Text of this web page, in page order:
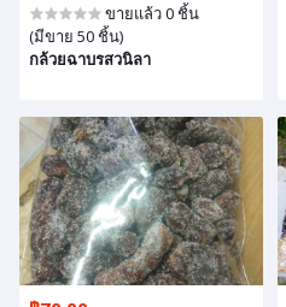
ขายแล้ว 0 ชิ้น
(มีขาย 50 ชิ้น)
กล้วยฉาบรสวนิลา